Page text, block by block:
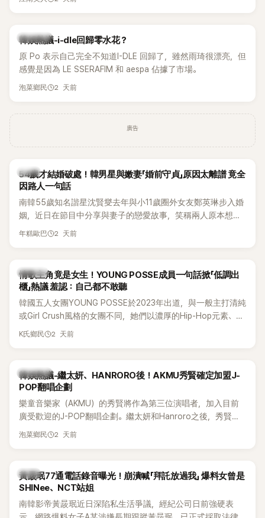
熱議討論
韓娛熱議-i-dle回歸零水花？
原 Po 表示自己完全不知道I-DLE 回歸了，雖然雨琦很漂亮，但
感覺是因為 LE SSERAFIM 和 aespa 佔據了市場。
泡菜鄉民 2 天前
廣告
韓星
54歲才結婚破處！韓男星與嫩妻「婚前守貞」原因太離譜 竟全
因路人一句話
南韓55歲知名諧星沈賢燮去年與小11歲圈外女友鄭英琳步入婚
姻，近日在節目中分享與妻子的戀愛故事，笑稱兩人原本想享
受兩人世界，沒想到站在飯店門口時竟被路人認出，還一路替
年糕歐巴 2 天前
K-POP
情歌主角竟是女生！YOUNG POSSE成員一句話掀「低調出
櫃」熱議 羞認：自己都不敢聽
韓國五人女團YOUNG POSSE於2023年出道，與一般主打清純
或Girl Crush風格的女團不同，她們以濃厚的Hip-Hop元素、自
創Rap及成員親自參與創作為特色，MV也融入美式街頭、塗
為第五代女團中極具辨識度的新生代代表之一。
K氏鄉民 2 天前
熱議討論
韓娛熱議-繼太妍、HANRORO後！AKMU秀賢確定加盟J-
POP翻唱企劃
樂童音樂家（AKMU）的秀賢將作為第三位演唱者，加入目前
廣受歡迎的J-POP翻唱企劃。繼太妍和Hanroro之後，秀賢已
獲選為第三首翻唱歌曲的主唱，並於近期完成錄音。
泡菜鄉民 2 天前
韓星
黃晸珉77通電話錄音曝光！崩潰喊「拜託放過我」 爆料女曾是
SHINee、NCT站姐
南韓影帝黃晸珉近日深陷私生活爭議，經紀公司日前強硬表